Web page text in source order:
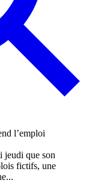
jeudi que son
fictifs, une